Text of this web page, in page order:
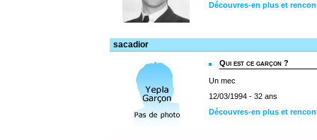
Découvres-en plus et
sacadior
Qui est ce garçon ?
Un mec
12/03/1994 - 32 ans
Découvres-en plus et